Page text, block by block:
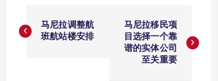
章
马尼拉调整航
班航站楼安排
马尼拉移民项
目选择一个靠
谱的实体公司
至关重要